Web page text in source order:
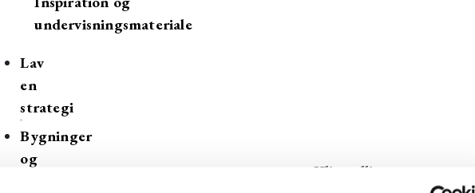
undervisningsmateriale
Lav
en
strategi
Bygninger
og
Klimaalliancens